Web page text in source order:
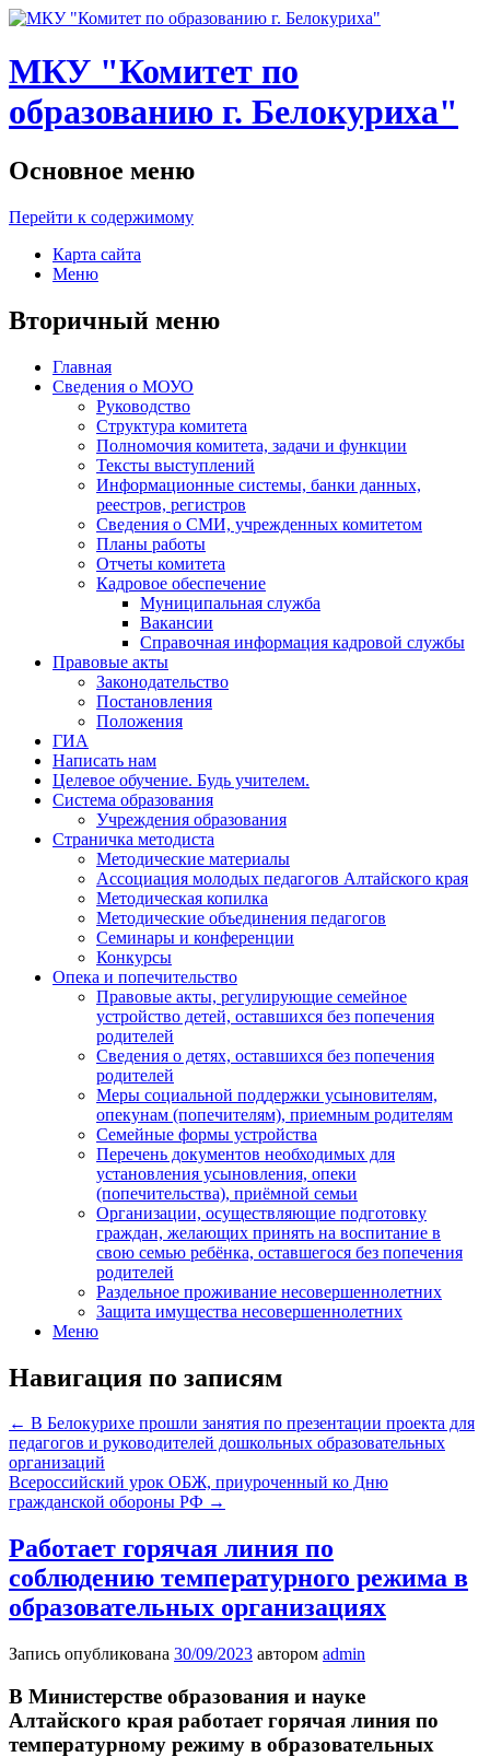
МКУ "Комитет по
образованию г. Белокуриха"
Основное меню
Перейти к содержимому
Карта сайта
Меню
Вторичный меню
Главная
Сведения о МОУО
Руководство
Структура комитета
Полномочия комитета, задачи и функции
Тексты выступлений
Информационные системы, банки данных,
реестров, регистров
Сведения о СМИ, учрежденных комитетом
Планы работы
Отчеты комитета
Кадровое обеспечение
Муниципальная служба
Вакансии
Справочная информация кадровой службы
Правовые акты
Законодательство
Постановления
Положения
ГИА
Написать нам
Целевое обучение. Будь учителем.
Система образования
Учреждения образования
Страничка методиста
Методические материалы
Ассоциация молодых педагогов Алтайского края
Методическая копилка
Методические объединения педагогов
Семинары и конференции
Конкурсы
Опека и попечительство
Правовые акты, регулирующие семейное
устройство детей, оставшихся без попечения
родителей
Сведения о детях, оставшихся без попечения
родителей
Меры социальной поддержки усыновителям,
опекунам (попечителям), приемным родителям
Семейные формы устройства
Перечень документов необходимых для
установления усыновления, опеки
(попечительства), приёмной семьи
Организации, осуществляющие подготовку
граждан, желающих принять на воспитание в
свою семью ребёнка, оставшегося без попечения
родителей
Раздельное проживание несовершеннолетних
Защита имущества несовершеннолетних
Меню
Навигация по записям
← В Белокурихе прошли занятия по презентации проекта для
педагогов и руководителей дошкольных образовательных
организаций
Всероссийский урок ОБЖ, приуроченный ко Дню
гражданской обороны РФ →
Работает горячая линия по
соблюдению температурного режима в
образовательных организациях
Запись опубликована 30/09/2023 автором admin
В Министерстве образования и науке
Алтайского края работает горячая линия по
температурному режиму в образовательных